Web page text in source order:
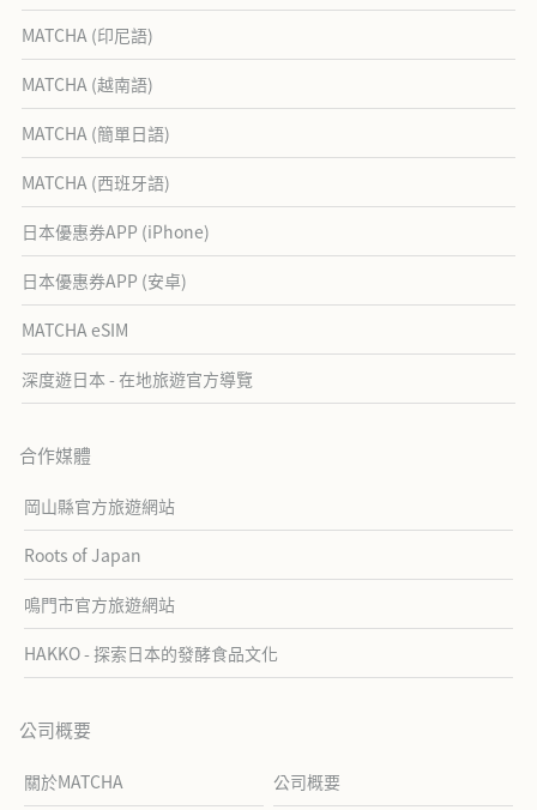
MATCHA (印尼語)
MATCHA (越南語)
MATCHA (簡單日語)
MATCHA (西班牙語)
日本優惠券APP (iPhone)
日本優惠券APP (安卓)
MATCHA eSIM
深度遊日本 - 在地旅遊官方導覽
合作媒體
岡山縣官方旅遊網站
Roots of Japan
鳴門市官方旅遊網站
HAKKO - 探索日本的發酵食品文化
公司概要
關於MATCHA 公司概要